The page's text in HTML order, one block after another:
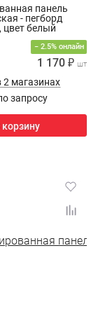
панель
- пегборд
белый
− 2.5% онлайн
1 170 ₽ шт
2 магазинах
запросу
корзину